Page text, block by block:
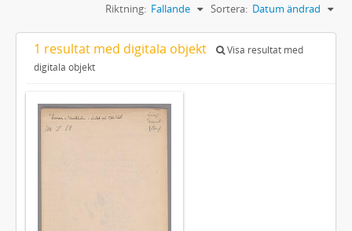
Sortera: Datum ändrad
Riktning: Fallande
1 resultat med digitala objekt
Visa resultat med
digitala objekt